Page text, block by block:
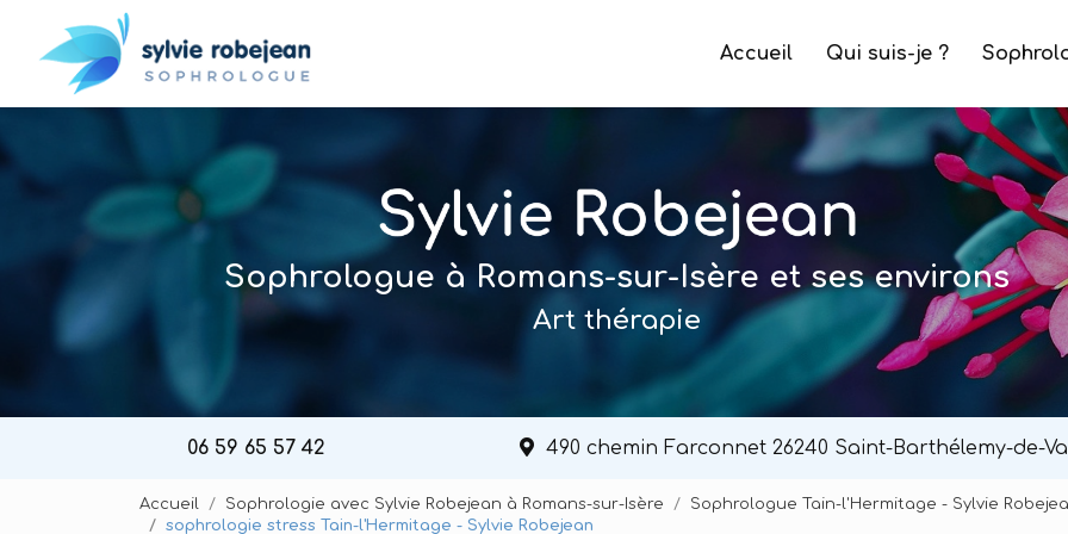
contenu
principal
Accueil
Qui suis-je ?
Sophrologue à Romans-sur-Isère et ses environs
Art thérapie
06 59 65 57 42 490 chemin Farconnet 26240 Saint-Barthélemy-de-
Accueil Sophrologie avec Sylvie Robejean à Romans-sur-Isère
Sophrologue Tain-l'Hermitage - Sylvie
sophrologie stress Tain-l'Hermitage - Sylvie Robejean